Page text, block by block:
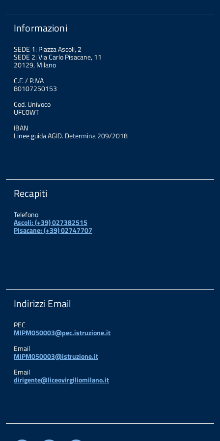
Informazioni
SEDE 1: Piazza Ascoli, 2
SEDE 2: Via Carlo Pisacane, 11
20129, Milano
C.F. / P.IVA
80107250153
Cod. Univoco
UFC0WT
IBAN
Linee guida AGID. Determina 209/2018
Recapiti
Telefono
Ascoli: (+39) 027382515
Pisacane: (+39) 02747707
Indirizzi Email
PEC
MIPM050003@pec.istruzione.it
Email
MIPM050003@istruzione.it
Email
dirigente@liceovirgiliomilano.it